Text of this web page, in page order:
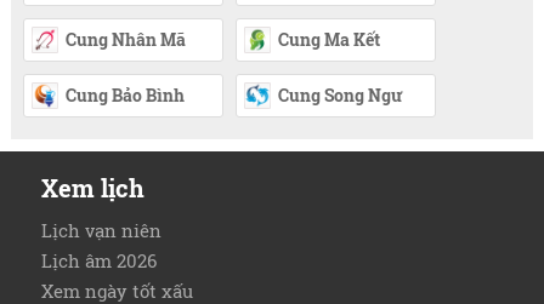
Cung Nhân Mã Cung Ma Kết
Cung Bảo Bình Cung Song Ngư
Xem lịch
Lịch vạn niên
Lịch âm 2026
Xem ngày tốt xấu